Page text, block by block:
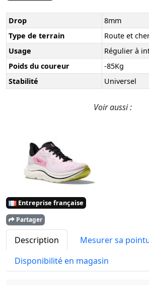
Drop
8mm
Type de terrain
Route et
Usage
Régulier à
Poids du coureur
-85Kg
Stabilité
Universel
Voir aussi :
Entreprise française
Partager
Description
Mesurer sa
Disponibilité en magasin